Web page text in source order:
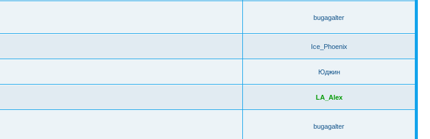
bugagalter
Ice_Phoenix
Юджин
LA_Alex
bugagalter